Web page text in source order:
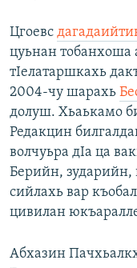
Цгоевс
цуьнан тобанхоша
тӀелатаршкахь
2004-чу шарахь
долуш. Хьаькамо
Редакцин
волчуьра дIа ца
Берийн, зударийн,
сийлахь вар
цивилан
Абхазин